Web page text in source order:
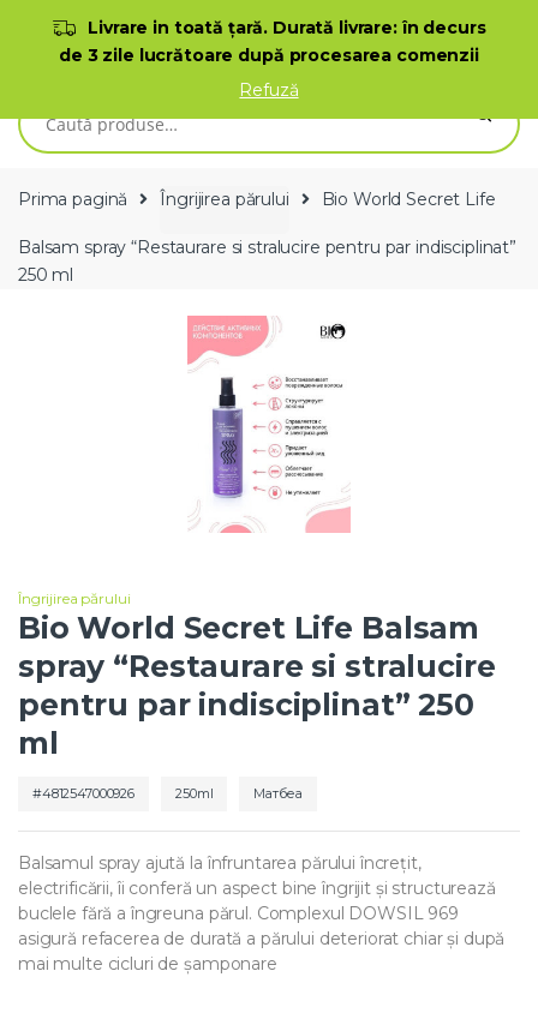
Prima pagină Îngrijirea părului Bio World Secret Life
Balsam spray “Restaurare si stralucire pentru par indisciplinat”
250 ml
Îngrijirea părului
Bio World Secret Life Balsam
spray “Restaurare si stralucire
pentru par indisciplinat” 250
ml
4812547000926 250ml Матбеа
Balsamul spray ajută la înfruntarea părului încrețit,
electrificării, îi conferă un aspect bine îngrijit și structurează
buclele fără a îngreuna părul. Complexul DOWSIL 969
asigură refacerea de durată a părului deteriorat chiar și după
mai multe cicluri de șamponare
Livrare in toată ţară. Durată livrare: în decurs
de 3 zile lucrătoare după procesarea comenzii
Refuză